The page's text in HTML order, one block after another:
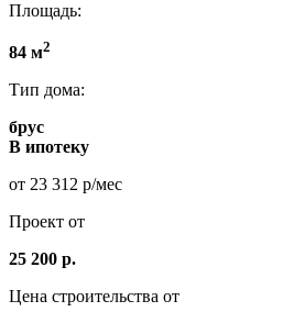
Площадь:
84 м2
Тип дома:
брус
В ипотеку
от 23 312 р/мес
Проект от
25 200 р.
Цена строительства от